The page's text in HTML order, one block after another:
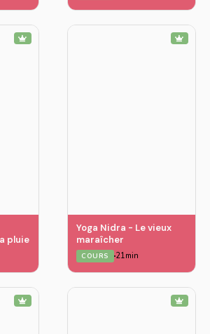
pluie
Yoga Nidra - Le vieux
maraîcher
COURS 21min